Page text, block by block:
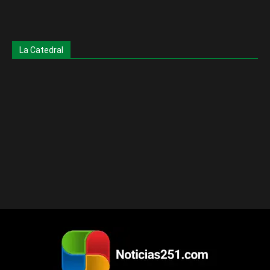
La Catedral